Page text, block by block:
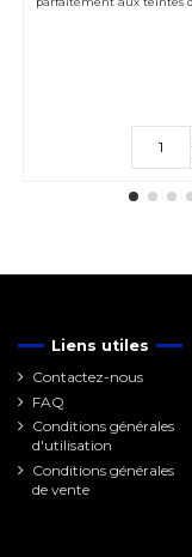
Liens utiles
Contactez-nous
FAQ
Conditions générales
d'utilisation
Conditions générales
de vente